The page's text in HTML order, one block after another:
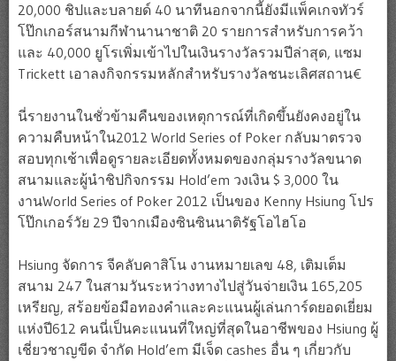
20,000 ชิปและบลายด์ 40 นาทีนอกจากนี้ยังมีแพ็คเกจทัวร์
โป๊กเกอร์สนามกีฬานานาชาติ 20 รายการสำหรับการคว้า
และ 40,000 ยูโรเพิ่มเข้าไปในเงินรางวัลรวมปีล่าสุด, แซม
Trickett เอาลงกิจกรรมหลักสำหรับรางวัลชนะเลิศสถาน€
นี่รายงานในชั่วข้ามคืนของเหตุการณ์ที่เกิดขึ้นยังคงอยู่ใน
ความคืบหน้าใน2012 World Series of Poker กลับมาตรวจ
สอบทุกเช้าเพื่อดูรายละเอียดทั้งหมดของกลุ่มรางวัลขนาด
สนามและผู้นำชิปกิจกรรม Hold’em วงเงิน $ 3,000 ใน
งานWorld Series of Poker 2012 เป็นของ Kenny Hsiung โปร
โป๊กเกอร์วัย 29 ปีจากเมืองซินซินนาติรัฐโอไฮโอ
Hsiung จัดการ จีคลับคาสิโน งานหมายเลข 48, เติมเต็ม
สนาม 247 ในสามวันระหว่างทางไปสู่วันจ่ายเงิน 165,205
เหรียญ, สร้อยข้อมือทองคำและคะแนนผู้เล่นการ์ดยอดเยี่ยม
แห่งปี612 คนนี่เป็นคะแนนที่ใหญ่ที่สุดในอาชีพของ Hsiung ผู้
เชี่ยวชาญขีด จำกัด Hold’em มีเจ็ด cashes อื่น ๆ เกี่ยวกับ